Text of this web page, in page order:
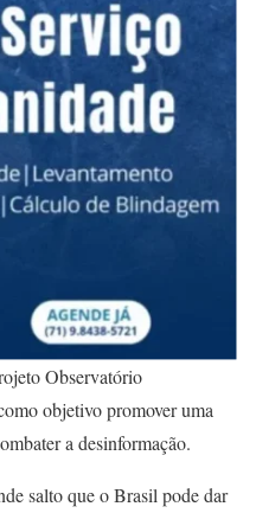
Observatório
objetivo promover uma
a desinformação.
salto que o Brasil pode dar